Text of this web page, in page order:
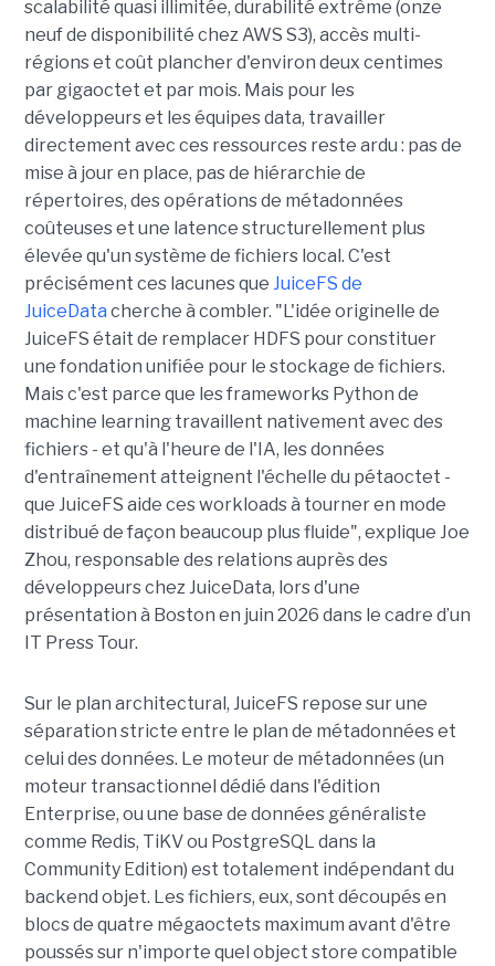
scalabilité quasi illimitée, durabilité extrême (onze
neuf de disponibilité chez AWS S3), accès multi-
régions et coût plancher d'environ deux centimes
par gigaoctet et par mois. Mais pour les
développeurs et les équipes data, travailler
directement avec ces ressources reste ardu : pas de
mise à jour en place, pas de hiérarchie de
répertoires, des opérations de métadonnées
coûteuses et une latence structurellement plus
élevée qu'un système de fichiers local. C'est
précisément ces lacunes que JuiceFS de
JuiceData cherche à combler. "L'idée originelle de
JuiceFS était de remplacer HDFS pour constituer
une fondation unifiée pour le stockage de fichiers.
Mais c'est parce que les frameworks Python de
machine learning travaillent nativement avec des
fichiers - et qu'à l'heure de l'IA, les données
d'entraînement atteignent l'échelle du pétaoctet -
que JuiceFS aide ces workloads à tourner en mode
distribué de façon beaucoup plus fluide", explique Joe
Zhou, responsable des relations auprès des
développeurs chez JuiceData, lors d'une
présentation à Boston en juin 2026 dans le cadre d’un
IT Press Tour.
Sur le plan architectural, JuiceFS repose sur une
séparation stricte entre le plan de métadonnées et
celui des données. Le moteur de métadonnées (un
moteur transactionnel dédié dans l'édition
Enterprise, ou une base de données généraliste
comme Redis, TiKV ou PostgreSQL dans la
Community Edition) est totalement indépendant du
backend objet. Les fichiers, eux, sont découpés en
blocs de quatre mégaoctets maximum avant d'être
poussés sur n'importe quel object store compatible